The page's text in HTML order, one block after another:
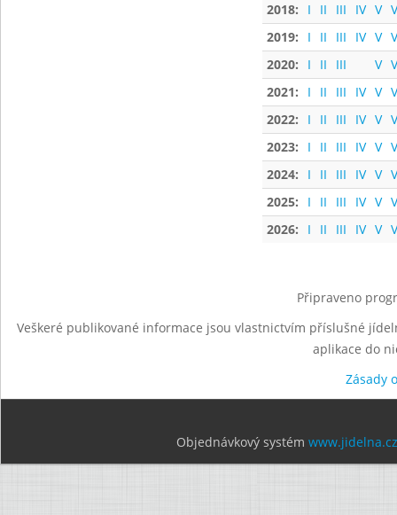
2018:
I II III IV V
2019:
I II III IV V
2020:
I II III V
2021:
I II III IV V
2022:
I II III IV V
2023:
I II III IV V
2024:
I II III IV V
2025:
I II III IV V
2026:
I II III IV V
Připraveno
Veškeré publikované informace jsou vlastnictvím příslušné
aplikace do
Zásady
Objednávkový systém www.jidelna.cz